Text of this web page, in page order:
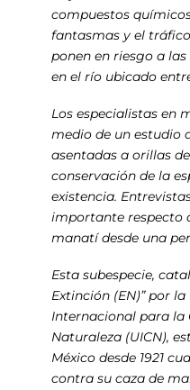
compuestos
fantasmas y el
ponen en riesgo a
en el río ubicado
Los especialistas en
medio de un estudio
asentadas a orillas
conservación de la
existencia.
importante respecto
manatí desde una
Esta subespecie,
Extinción (EN)” por
Internacional para la
Naturaleza (UICN),
México desde 1921
contra su caza de